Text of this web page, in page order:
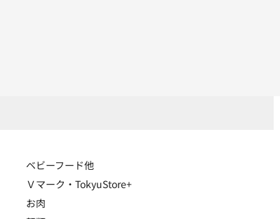
ベビーフード他
Ｖマーク・TokyuStore+
お肉